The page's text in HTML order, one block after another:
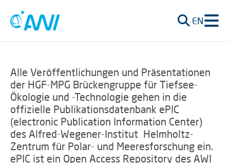
EN
Alle Veröffentlichungen und Präsentationen
der HGF-MPG Brückengruppe für Tiefsee-
Ökologie und -Technologie gehen in die
offizielle Publikationsdatenbank ePIC
(electronic Publication Information Center)
des Alfred-Wegener-Institut Helmholtz-
Zentrum für Polar- und Meeresforschung ein.
ePIC ist ein Open Access Repository des AWI